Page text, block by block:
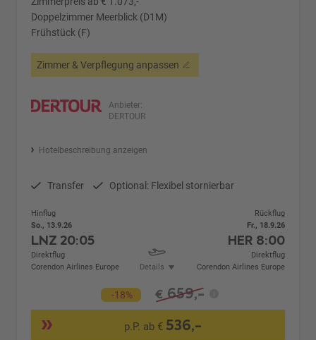
Doppelzimmer Meerblick (D1M)
Frühstück (F)
Zimmer & Verpflegung anpassen
Anbieter:
DERTOUR
Hotelbeschreibung anzeigen
Transfer Optional: Flexibel stornierbar
Hinflug
So., 13.9.26
LNZ 20:05
Direktflug
Corendon Airlines Europe
Details
Rückflug
Fr., 18.9.26
HER 8:00
Direktflug
Corendon Airlines Europe
-18% € 659,-
p.P. ab € 536,-